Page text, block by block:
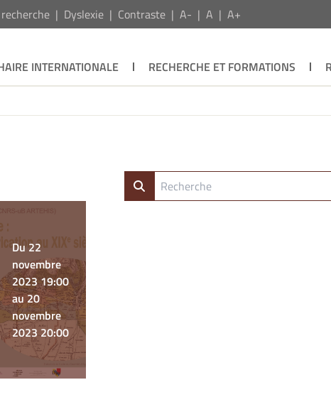
Dyslexie Contraste A- A A+
INTERNATIONALE RECHERCHE ET FORMATIONS
Du 22
novembre
2023 19:00
au 20
novembre
2023 20:00